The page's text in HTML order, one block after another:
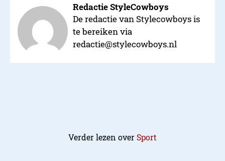
Redactie StyleCowboys
De redactie van Stylecowboys is
te bereiken via
redactie@stylecowboys.nl
Verder lezen overSport